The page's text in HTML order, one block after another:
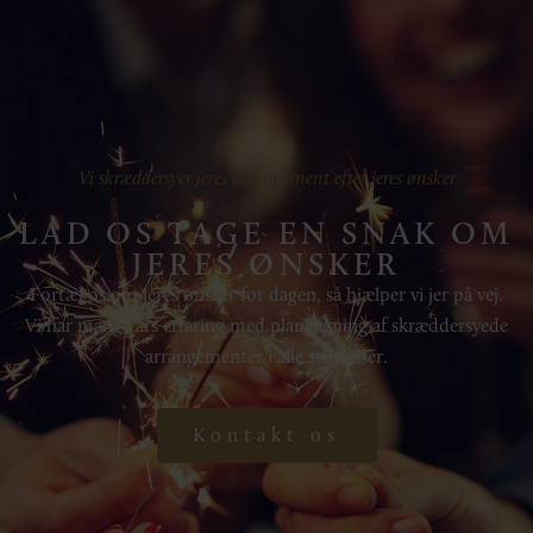
Vi skræddersyer jeres arrangement efter jeres ønsker
LAD OS TAGE EN SNAK OM
JERES ØNSKER
Fortæl os om jeres ønsker for dagen, så hjælper vi jer på vej.
Vi har mange års erfaring med planlægning af skræddersyede
arrangementer i alle størrelser.
Kontakt os